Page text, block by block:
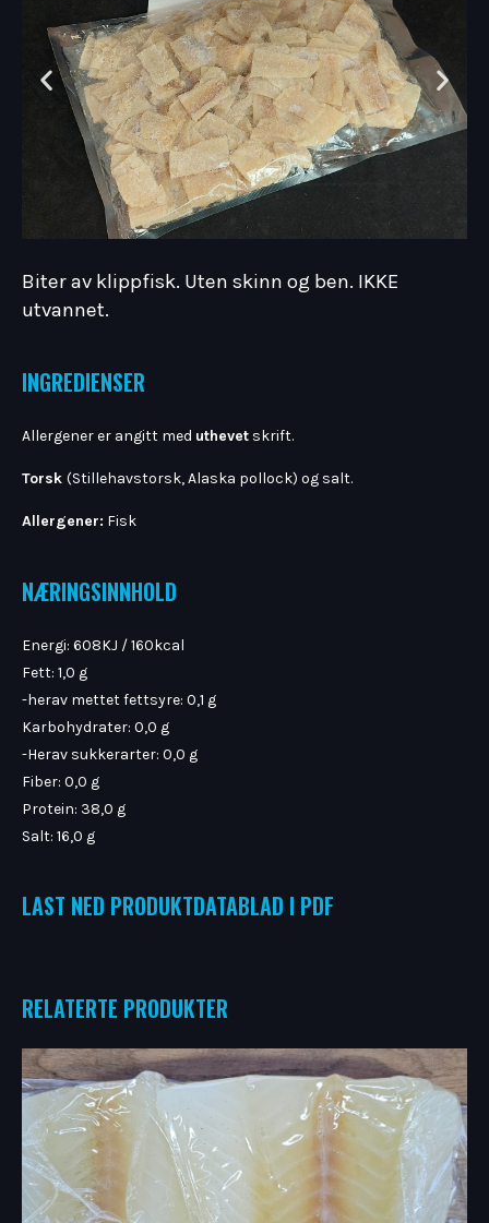
Biter av klippfisk. Uten skinn og ben. IKKE
utvannet.
INGREDIENSER
Allergener er angitt med uthevet skrift.
Torsk (Stillehavstorsk, Alaska pollock) og salt.
Allergener: Fisk
NÆRINGSINNHOLD
Energi: 608KJ / 160kcal
Fett: 1,0 g
-herav mettet fettsyre: 0,1 g
Karbohydrater: 0,0 g
-Herav sukkerarter: 0,0 g
Fiber: 0,0 g
Protein: 38,0 g
Salt: 16,0 g
LAST NED PRODUKTDATABLAD I PDF
RELATERTE PRODUKTER